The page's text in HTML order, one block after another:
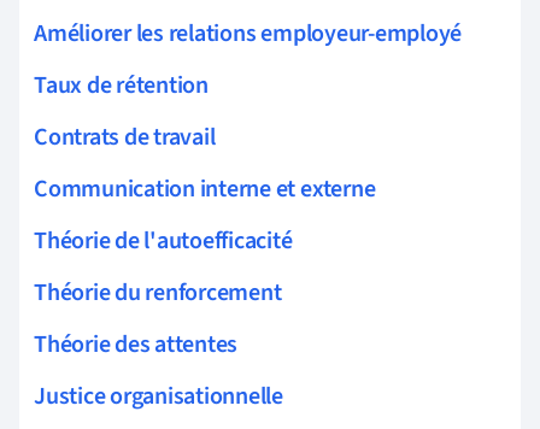
Améliorer les relations employeur-employé
Taux de rétention
Contrats de travail
Communication interne et externe
Théorie de l'autoefficacité
Théorie du renforcement
Théorie des attentes
Justice organisationnelle